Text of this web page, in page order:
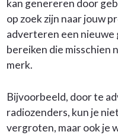
kan genereren door
op zoek zijn naar jouw
adverteren een
bereiken die misschien
merk.
Bijvoorbeeld, door te
radiozenders, kun je
vergroten, maar ook je